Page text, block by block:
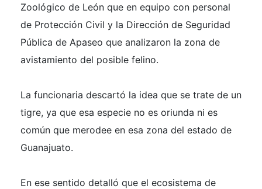
Zoológico de León que en equipo con personal
de Protección Civil y la Dirección de Seguridad
Pública de Apaseo que analizaron la zona de
avistamiento del posible felino.
La funcionaria descartó la idea que se trate de un
tigre, ya que esa especie no es oriunda ni es
común que merodee en esa zona del estado de
Guanajuato.
En ese sentido detalló que el ecosistema de